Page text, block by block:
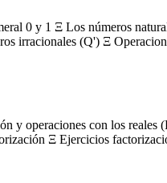
0 y 1 Ξ Los números
irracionales (Q') Ξ
y operaciones con los
Ξ Ejercicios